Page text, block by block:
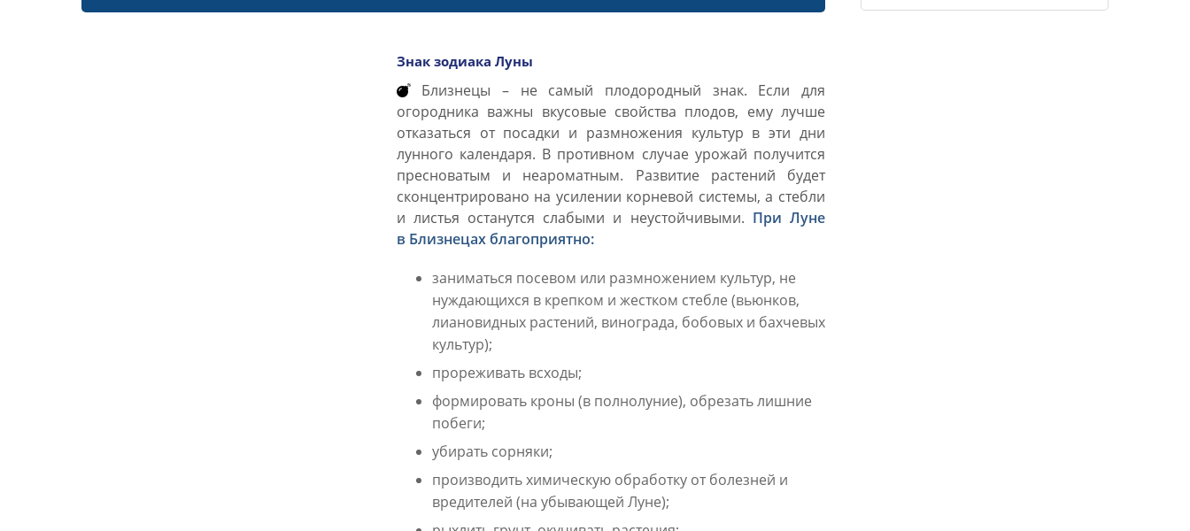
Знак зодиака Луны
Близнецы – не самый плодородный знак. Если для
огородника важны вкусовые свойства плодов, ему лучше
отказаться от посадки и размножения культур в эти дни
лунного календаря. В противном случае урожай получится
пресноватым и неароматным. Развитие растений будет
сконцентрировано на усилении корневой системы, а стебли
и листья останутся слабыми и неустойчивыми. При Луне
в Близнецах благоприятно:
заниматься посевом или размножением культур, не
нуждающихся в крепком и жестком стебле (вьюнков,
лиановидных растений, винограда, бобовых и бахчевых
культур);
прореживать всходы;
формировать кроны (в полнолуние), обрезать лишние
побеги;
убирать сорняки;
производить химическую обработку от болезней и
вредителей (на убывающей Луне);